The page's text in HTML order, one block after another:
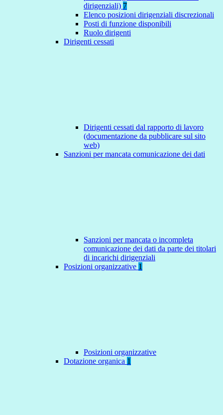
dirigenziali) 7
Elenco posizioni dirigenziali discrezionali
Posti di funzione disponibili
Ruolo dirigenti
Dirigenti cessati
Dirigenti cessati dal rapporto di lavoro
(documentazione da pubblicare sul sito
web)
Sanzioni per mancata comunicazione dei dati
Sanzioni per mancata o incompleta
comunicazione dei dati da parte dei titolari
di incarichi dirigenziali
Posizioni organizzative 1
Posizioni organizzative
Dotazione organica 1